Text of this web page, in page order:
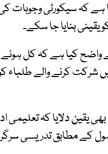
کہ سیکورٹی وجوہات کی
بنایا جا سکے۔
واضح کیا ہے کہ کل
شرکت کرنے والے طلباء
یقین دلایا کہ تعلیمی
کے مطابق تدریسی